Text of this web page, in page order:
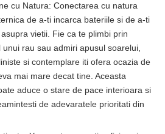
cu Natura: Conectarea cu natura
de a-ti incarca bateriile si de a-ti
vietii. Fie ca te plimbi prin
rau sau admiri apusul soarelui,
si contemplare iti ofera ocazia de
mai mare decat tine. Aceasta
aduce o stare de pace interioara si
de adevaratele prioritati din